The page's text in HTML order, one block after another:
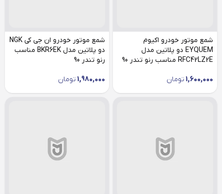
شمع موتور خودرو اکیوم
EYQUEM دو پلاتین مدل
RFC42LZ2E مناسب رنو تندر 90
1,600,000 تومان
شمع موتور خودرو ان جی کی NGK
دو پلاتین مدل BKR6EK مناسب
رنو تندر 90
1,980,000 تومان